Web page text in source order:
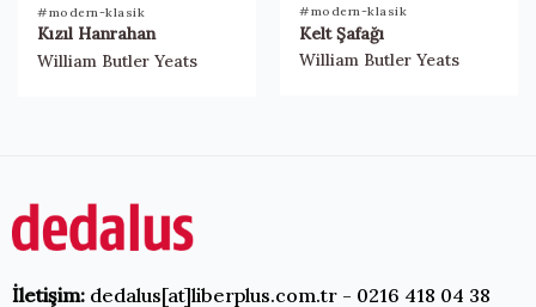
#modern-klasik
Kızıl Hanrahan
William Butler Yeats
#modern-klasik
Kelt Şafağı
William Butler Yeats
İletişim:dedalus[at]liberplus.com.tr - 0216 418 04 38